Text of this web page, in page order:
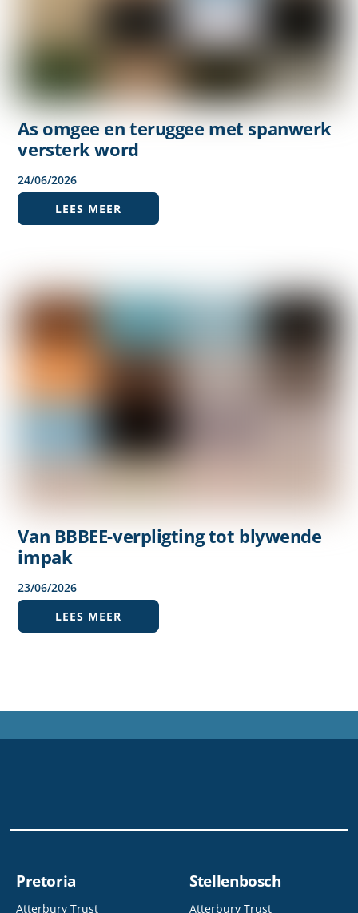
As omgee en teruggee met spanwerk
versterk word
24/06/2026
LEES MEER
Van BBBEE-verpligting tot blywende
impak
23/06/2026
LEES MEER
Pretoria
Atterbury Trust
Stellenbosch
Atterbury Trust